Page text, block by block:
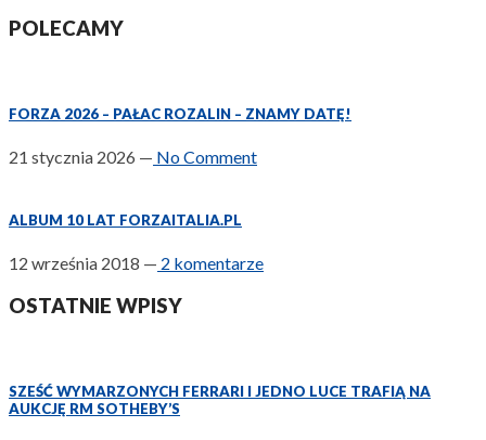
POLECAMY
FORZA 2026 – PAŁAC ROZALIN – ZNAMY DATĘ!
21 stycznia 2026 — No Comment
ALBUM 10 LAT FORZAITALIA.PL
12 września 2018 — 2 komentarze
OSTATNIE WPISY
SZEŚĆ WYMARZONYCH FERRARI I JEDNO LUCE TRAFIĄ NA
AUKCJĘ RM SOTHEBY’S